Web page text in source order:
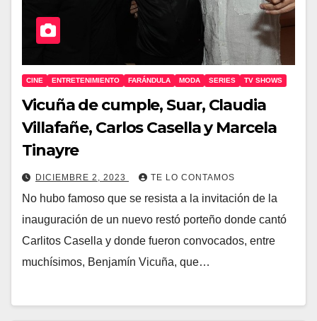
CINE ENTRETENIMIENTO FARÁNDULA MODA SERIES TV SHOWS
Vicuña de cumple, Suar, Claudia
Villafañe, Carlos Casella y Marcela
Tinayre
DICIEMBRE 2, 2023 TE LO CONTAMOS
No hubo famoso que se resista a la invitación de la
inauguración de un nuevo restó porteño donde cantó
Carlitos Casella y donde fueron convocados, entre
muchísimos, Benjamín Vicuña, que…